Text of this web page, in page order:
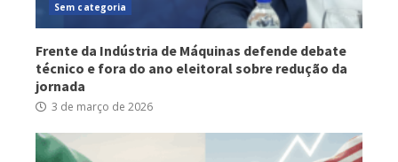
Sem categoria
Frente da Indústria de Máquinas defende debate
técnico e fora do ano eleitoral sobre redução da
jornada
3 de março de 2026